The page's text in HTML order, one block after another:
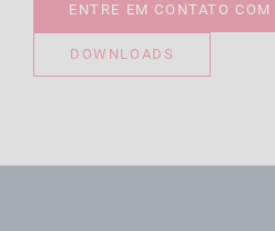
ENTRE EM CONTATO COM
DOWNLOADS